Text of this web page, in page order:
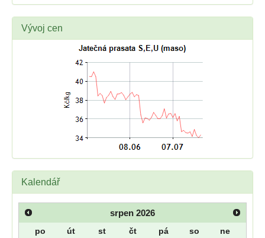
Vývoj cen
Kalendář
srpen 2026
po út st čt pá so ne